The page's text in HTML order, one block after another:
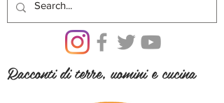
Racconti di terre, uomini e cucina